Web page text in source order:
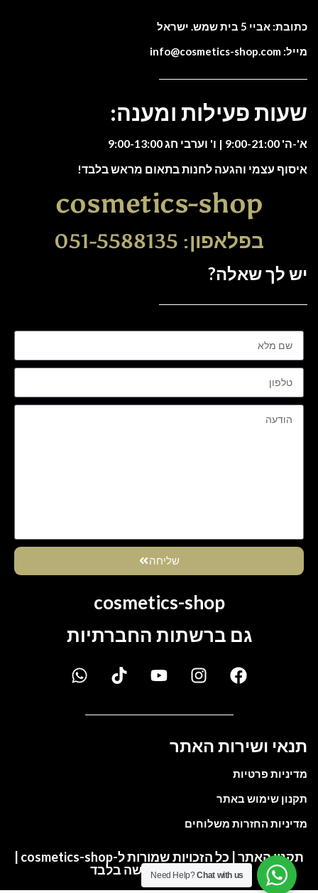
כתובת: אביי 5 בית שמש. ישראל
מייל: info@cosmetics-shop.com
שעות פעילות ומענה:
א'-ה' 9:00-21:00 | ו' וערבי חג 9:00-13:00
איסוף עצמי והגעה לחנות בתאום מראש בלבד!
cosmetics-shop
בפלאפון: 051-5588135
יש לך שאלה?
שליחה
cosmetics-shop
גם ברשתות החברתיות
תנאי ושירות האתר
מדיניות פרטיות
תקנון שימוש באתר
מדיניות החזרות משלוחים
התמונות להמחשה בלבד
Need Help?Chat with us